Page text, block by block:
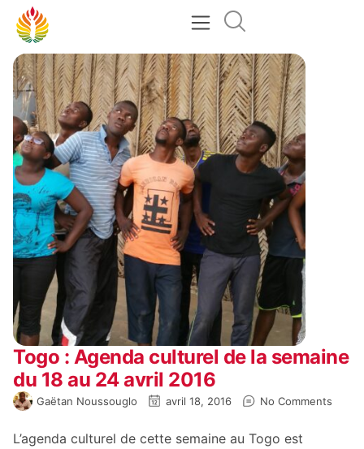
Togo : Agenda culturel de la semaine
du 18 au 24 avril 2016
Gaëtan Noussouglo avril 18, 2016 No Comments
L’agenda culturel de cette semaine au Togo est